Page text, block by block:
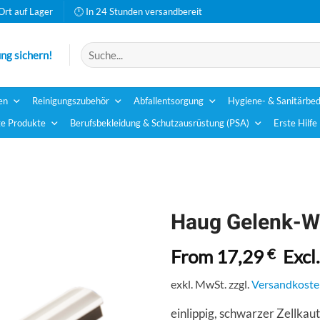
auf Lager 🕛 In 24 Stunden versandbereit
sichern!
Suchen
nach:
Reinigungszubehör Abfallentsorgung Hygiene- &
Produkte Berufsbekleidung & Schutzausrüstung (PSA) Erste Hilfe
Haug Gelenk-
From 17,29 €
exkl. MwSt.zzgl.
einlippig, schwarzer